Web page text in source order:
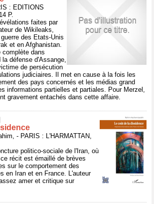
: EDITIONS
P.
faites par
de Wikileaks,
des Etats-Unis
et en Afghanistan.
complète dans
la défense d'Assange,
de persécution
judiciaires. Il met en cause à la fois les
des pays concernés et les médias grand
informations partielles et partiales. Pour Merzel,
gravement entachés dans cette affaire.
- PARIS : L'HARMATTAN,
politico-sociale de l'Iran, où
récit est émaillé de brèves
sur le comportement des
en Iran et en France. L'auteur
amer et critique sur